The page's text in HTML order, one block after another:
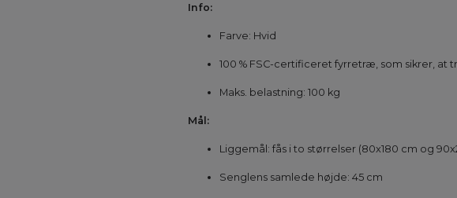
Info:
Farve: Hvid
100 % FSC-certificeret fyrretræ, som sikrer, at
Maks. belastning: 100 kg
Mål:
Liggemål: fås i to størrelser (80x180 cm og
Senglens samlede højde: 45 cm